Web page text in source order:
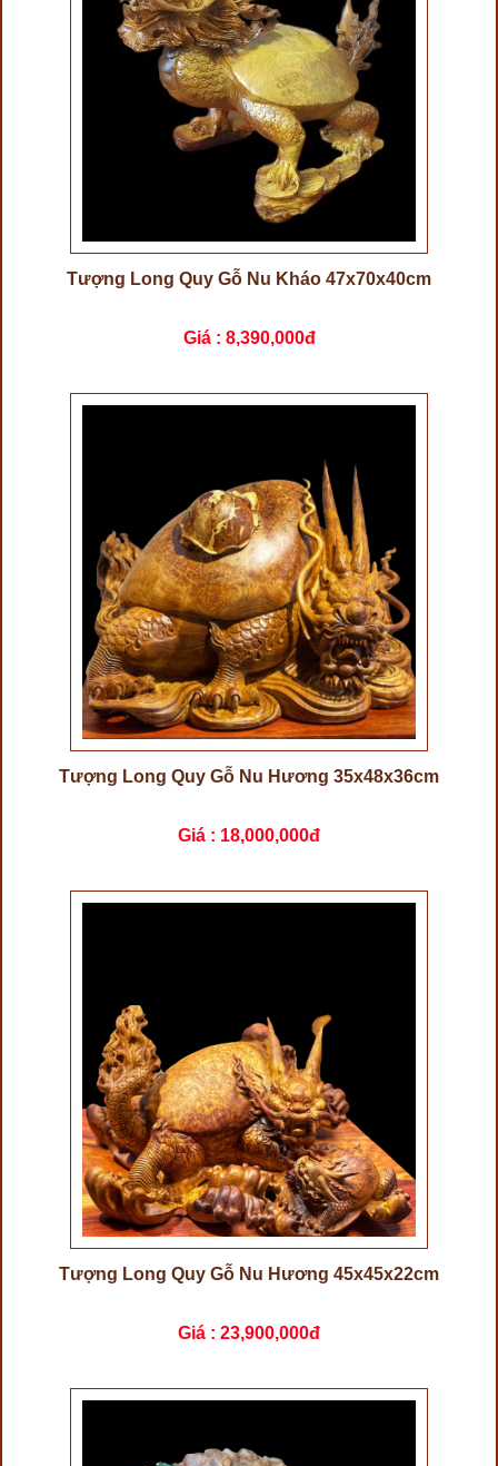
Tượng Long Quy Gỗ Nu Kháo 47x70x40cm
Giá : 8,390,000đ
Tượng Long Quy Gỗ Nu Hương 35x48x36cm
Giá : 18,000,000đ
Tượng Long Quy Gỗ Nu Hương 45x45x22cm
Giá : 23,900,000đ